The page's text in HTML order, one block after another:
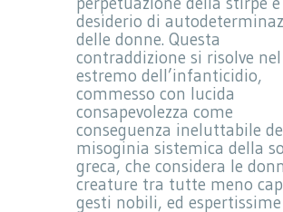
desiderio di
delle donne. Questa
contraddizione si risolve
estremo dell’infanticidio,
commesso con lucida
consapevolezza come
conseguenza ineluttabile
misoginia sistemica della
greca, che considera le
creature tra tutte meno
gesti nobili, ed espertissime